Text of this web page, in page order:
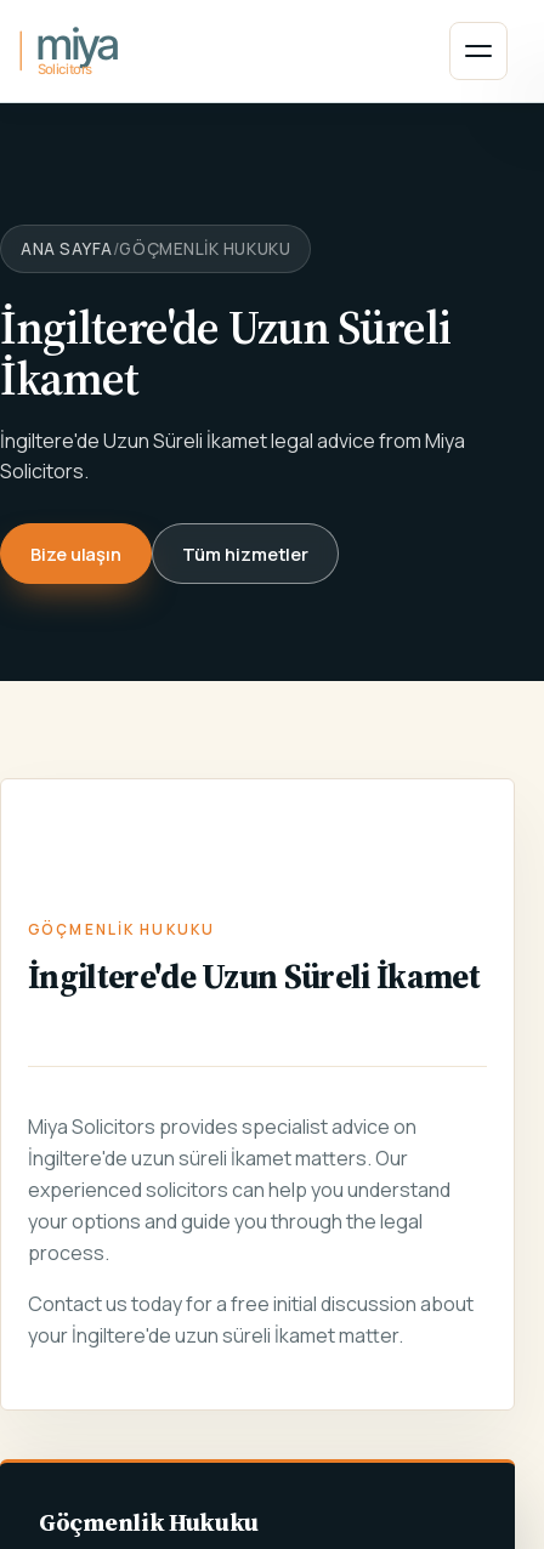
ANA SAYFA/GÖÇMENLIK HUKUKU
İngiltere'de Uzun Süreli
İkamet
İngiltere'de Uzun Süreli İkamet legal advice from Miya
Solicitors.
Bize ulaşın Tüm hizmetler
GÖÇMENLIK HUKUKU
İngiltere'de Uzun Süreli İkamet
Miya Solicitors provides specialist advice on
İngiltere'de uzun süreli İkamet matters. Our
experienced solicitors can help you understand
your options and guide you through the legal
process.
Contact us today for a free initial discussion about
your İngiltere'de uzun süreli İkamet matter.
Göçmenlik Hukuku